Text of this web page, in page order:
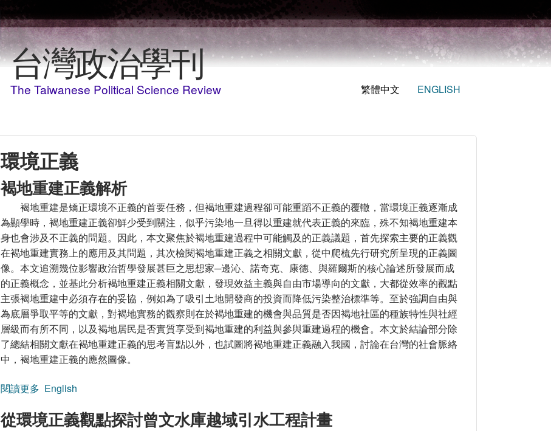
移至主內容
台灣政治學刊
The Taiwanese Political Science Review 繁體中文 ENGLISH
環境正義
褐地重建正義解析
褐地重建是矯正環境不正義的首要任務，但褐地重建過程卻可能重蹈不正義的覆轍，當環境正義逐漸成
為顯學時，褐地重建正義卻鮮少受到關注，似乎污染地一旦得以重建就代表正義的來臨，殊不知褐地重建本
身也會涉及不正義的問題。因此，本文聚焦於褐地重建過程中可能觸及的正義議題，首先探索主要的正義觀
在褐地重建實務上的應用及其問題，其次檢閱褐地重建正義之相關文獻，從中爬梳先行研究所呈現的正義圖
像。本文追溯幾位影響政治哲學發展甚巨之思想家─邊沁、諾奇克、康德、與羅爾斯的核心論述所發展而成
的正義概念，並基此分析褐地重建正義相關文獻，發現效益主義與自由市場導向的文獻，大都從效率的觀點
主張褐地重建中必須存在的妥協，例如為了吸引土地開發商的投資而降低污染整治標準等。至於強調自由與
為底層爭取平等的文獻，對褐地實務的觀察則在於褐地重建的機會與品質是否因褐地社區的種族特性與社經
層級而有所不同，以及褐地居民是否實質享受到褐地重建的利益與參與重建過程的機會。本文於結論部分除
了總結相關文獻在褐地重建正義的思考盲點以外，也試圖將褐地重建正義融入我國，討論在台灣的社會脈絡
中，褐地重建正義的應然圖像。
閱讀更多 關於褐地重建正義解析
English
從環境正義觀點探討曾文水庫越域引水工程計畫